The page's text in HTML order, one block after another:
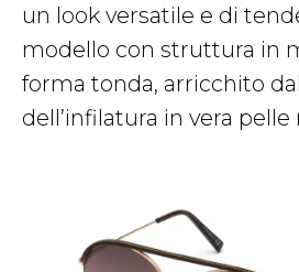
un look versatile e di
modello con struttura in
forma tonda, arricchito
dell’infilatura in vera pelle